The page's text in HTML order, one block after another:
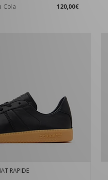
Cola
120,00€
RAPIDE